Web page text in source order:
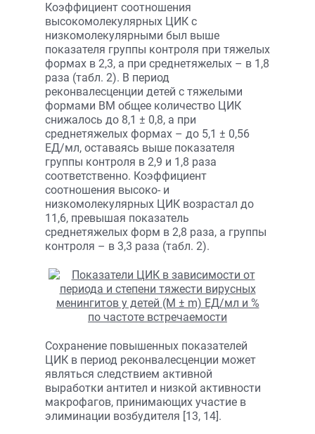
Коэффициент соотношения
высокомолекулярных ЦИК с
низкомолекулярными был выше
показателя группы контроля при тяжелых
формах в 2,3, а при среднетяжелых – в 1,8
раза (табл. 2). В период
реконвалесценции детей с тяжелыми
формами ВМ общее количество ЦИК
снижалось до 8,1 ± 0,8, а при
среднетяжелых формах – до 5,1 ± 0,56
ЕД/мл, оставаясь выше показателя
группы контроля в 2,9 и 1,8 раза
соответственно. Коэффициент
соотношения высоко- и
низкомолекулярных ЦИК возрастал до
11,6, превышая показатель
среднетяжелых форм в 2,8 раза, а группы
контроля – в 3,3 раза (табл. 2).
Сохранение повышенных показателей
ЦИК в период реконвалесценции может
являться следствием активной
выработки антител и низкой активности
макрофагов, принимающих участие в
элиминации возбудителя [13, 14].